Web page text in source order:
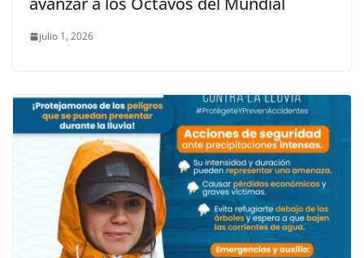
julio 1, 2026